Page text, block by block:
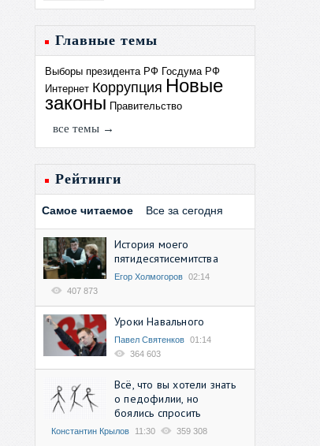
Главные темы
Выборы президента РФ Госдума РФ
Интернет Коррупция Новые
законы Правительство
все темы →
Рейтинги
Самое читаемое Все за сегодня
История моего
пятидесятисемитства
Егор Холмогоров 02:14
407 873
Уроки Навального
Павел Святенков 01:14
364 603
Всё, что вы хотели знать
о педофилии, но
боялись спросить
Константин Крылов 11:30 359 308